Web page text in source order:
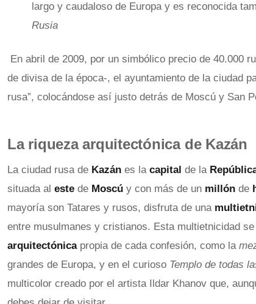
largo y caudaloso de Europa y es reconocida
Rusia
En abril de 2009, por un simbólico precio de 40.000
de divisa de la época-, el ayuntamiento de la ciudad
rusa”, colocándose así justo detrás de Moscú y San
La riqueza arquitectónica de Kazán
La ciudad rusa de Kazán es la capital de la
situada al este de Moscú y con más de un millón de
mayoría son Tatares y rusos, disfruta de una
entre musulmanes y cristianos. Esta multietnicidad
arquitectónica propia de cada confesión, como la
grandes de Europa, y en el curioso Templo de todas
multicolor creado por el artista Ildar Khanov que,